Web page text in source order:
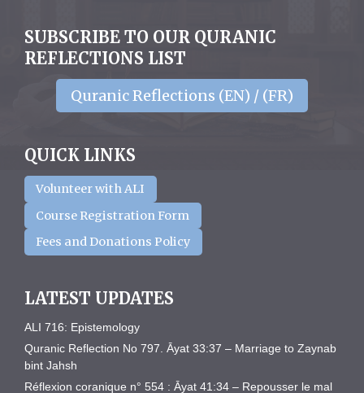
SUBSCRIBE TO OUR QURANIC
REFLECTIONS LIST
Quranic Reflections (EN) / (FR)
QUICK LINKS
Volunteer with ALI
Course Registration Form
Fees and Donations Policy
LATEST UPDATES
ALI 716: Epistemology
Quranic Reflection No 797. Āyat 33:37 – Marriage to Zaynab
bint Jahsh
Réflexion coranique n° 554 : Āyat 41:34 – Repousser le mal